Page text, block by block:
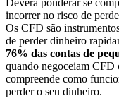
incorrer no risco de
Os CFD são
de perder dinheiro
76% das contas de
quando negoceiam CFD
compreende como
perder o seu dinheiro.